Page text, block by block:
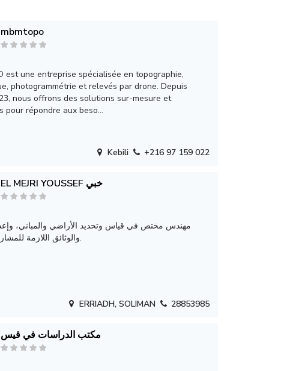
mbmtopo
est une entreprise spécialisée en topographie,
photogrammétrie et relevés par drone. Depuis
nous offrons des solutions sur-mesure et
pour répondre aux beso...
Kebili +216 97 159 022
EL MEJRI YOUSSEF خبي
مهندس مختص في قياس وتحديد الأراضي والمباني،
والوثائق اللازمة للمشاريع الهندسية.
ERRIADH, SOLIMAN 28853985
مكتب الدراسات في قيس